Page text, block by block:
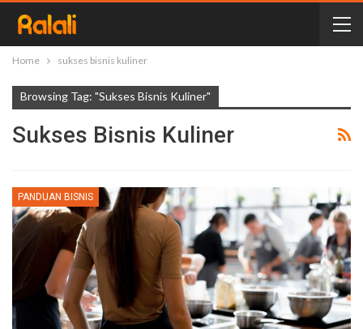
Home sukses bisnis kuliner
Browsing Tag: "sukses Bisnis Kuliner"
Sukses Bisnis Kuliner
PANDUAN BISNIS